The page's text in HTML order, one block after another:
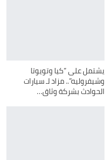
يشتمل على “كيا وتويوتا
وشيفروليه”.. مزاد لـ سيارات
الحوادث بشركة وثاق…